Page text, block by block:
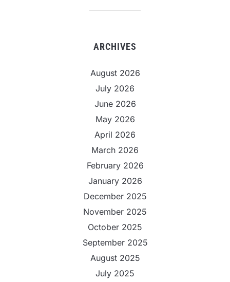
ARCHIVES
August 2026
July 2026
June 2026
May 2026
April 2026
March 2026
February 2026
January 2026
December 2025
November 2025
October 2025
September 2025
August 2025
July 2025